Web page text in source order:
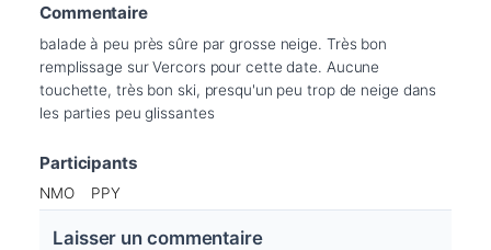
Commentaire
balade à peu près sûre par grosse neige. Très bon
remplissage sur Vercors pour cette date. Aucune
touchette, très bon ski, presqu'un peu trop de neige dans
les parties peu glissantes
Participants
NMO PPY
Laisser un commentaire